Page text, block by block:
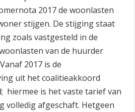
2017 de woonlasten
stijgen. De stijging staat
zoals vastgesteld in de
van de huurder
2017 is de
uit het coalitieakkoord
hiermee is het vaste tarief van
volledig afgeschaft. Hetgeen